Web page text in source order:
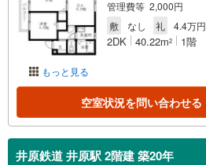
もっと見る
管理費等 2,000円
敷
なし 礼 4.4万円
2DK 40.22m2 1階
空室状況を問い合わせる
井原鉄道 井原駅 2階建 築20年